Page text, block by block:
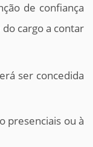
de confiança
cargo a contar
ser concedida
presenciais ou à